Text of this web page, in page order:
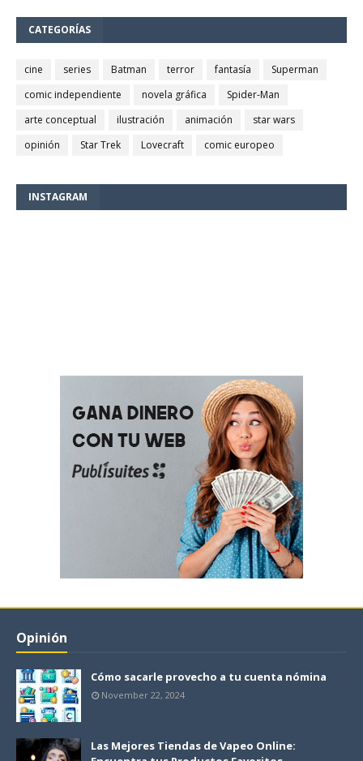
CATEGORÍAS
cine series Batman terror fantasía
Superman
comic independiente
novela gráfica
Spider-Man
arte conceptual
ilustración animación
star wars
opinión
Star Trek Lovecraft comic europeo
INSTAGRAM
Opinión
Cómo sacarle provecho a tu cuenta nómina
November 22, 2024
Las Mejores Tiendas de Vapeo Online: